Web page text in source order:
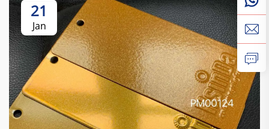
21
Jan